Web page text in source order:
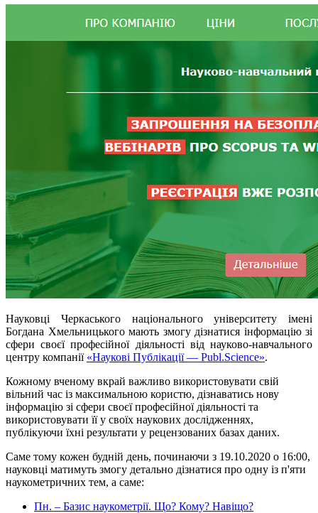
Науковці Черкаського національного університету імені
Богдана Хмельницького мають змогу дізнатися інформацію зі
сфери своєї професійної діяльності від науково-навчального
центру компанії «Наукові Публікації — Publ.Science».
Кожному вченому вкрай важливо використовувати свій
вільний час із максимальною користю, дізнаватись нову
інформацію зі сфери своєї професійної діяльності та
використовувати її у своїх наукових дослідженнях,
публікуючи їхні результати у рецензованих базах даних.
Саме тому кожен будній день, починаючи з 19.10.2020 о 16:00,
науковці матимуть змогу детально дізнатися про одну із п'яти
наукометричних тем, а саме:
Пн. – Базис наукометрії. Що? Кому? Навіщо?